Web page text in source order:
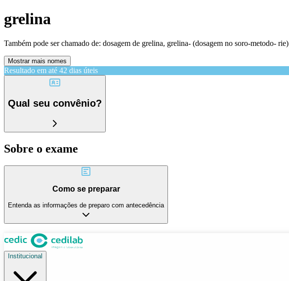
grelina
Também pode ser chamado de: dosagem de grelina, grelina- (dosagem no soro-metodo- rie)
Mostrar mais nomes
Resultado em até 42 dias úteis
Qual seu convênio?
Sobre o exame
Como se preparar
Entenda as informações de preparo com antecedência
Institucional